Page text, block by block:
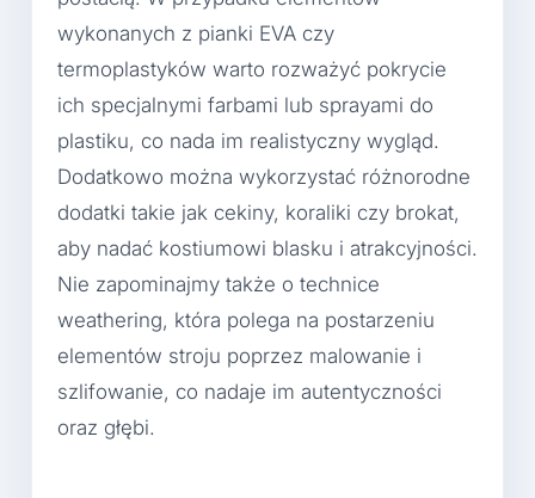
wykonanych z pianki EVA czy
termoplastyków warto rozważyć pokrycie
ich specjalnymi farbami lub sprayami do
plastiku, co nada im realistyczny wygląd.
Dodatkowo można wykorzystać różnorodne
dodatki takie jak cekiny, koraliki czy brokat,
aby nadać kostiumowi blasku i atrakcyjności.
Nie zapominajmy także o technice
weathering, która polega na postarzeniu
elementów stroju poprzez malowanie i
szlifowanie, co nadaje im autentyczności
oraz głębi.